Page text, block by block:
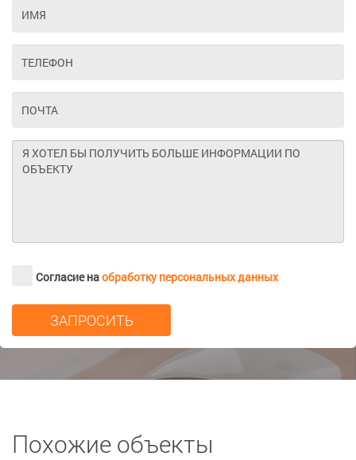
Согласие наобработку персональных данных
Похожие объекты